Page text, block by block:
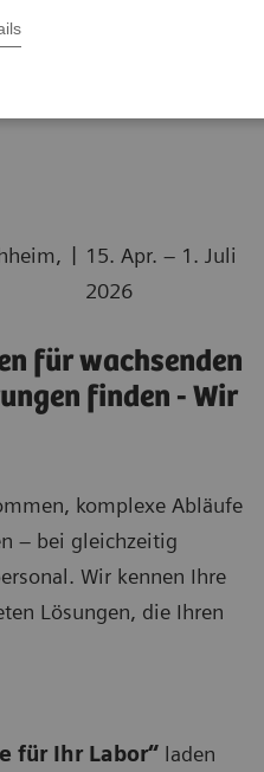
| 15. Apr. – 1. Juli
2026
für wachsenden
finden - Wir
komplexe Abläufe
– bei gleichzeitig
Wir kennen Ihre
Lösungen, die Ihren
für Ihr Labor“ laden